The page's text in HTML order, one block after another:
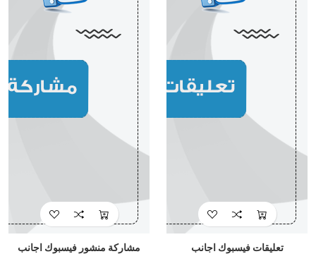
تعليقات فيسبوك اجانب مشاركة منشور فيسبوك اجانب